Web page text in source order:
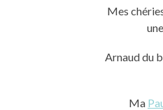
Mes
Arnaud du
Ma